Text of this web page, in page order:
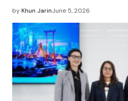
byKhun JarinJune 5, 2026